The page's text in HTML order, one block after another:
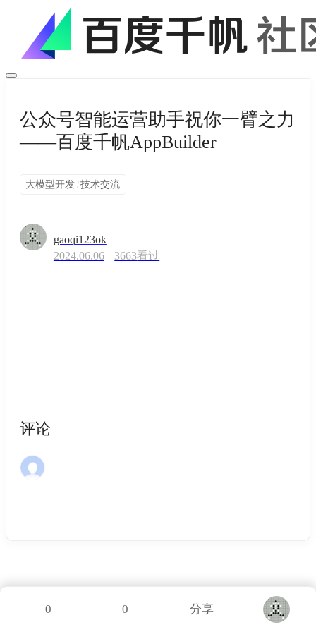
公众号智能运营助手祝你一臂之力
——百度千帆AppBuilder
大模型开发 /技术交流
gaoqi123ok
2024.06.06
3663看过
评论
0 0 分享